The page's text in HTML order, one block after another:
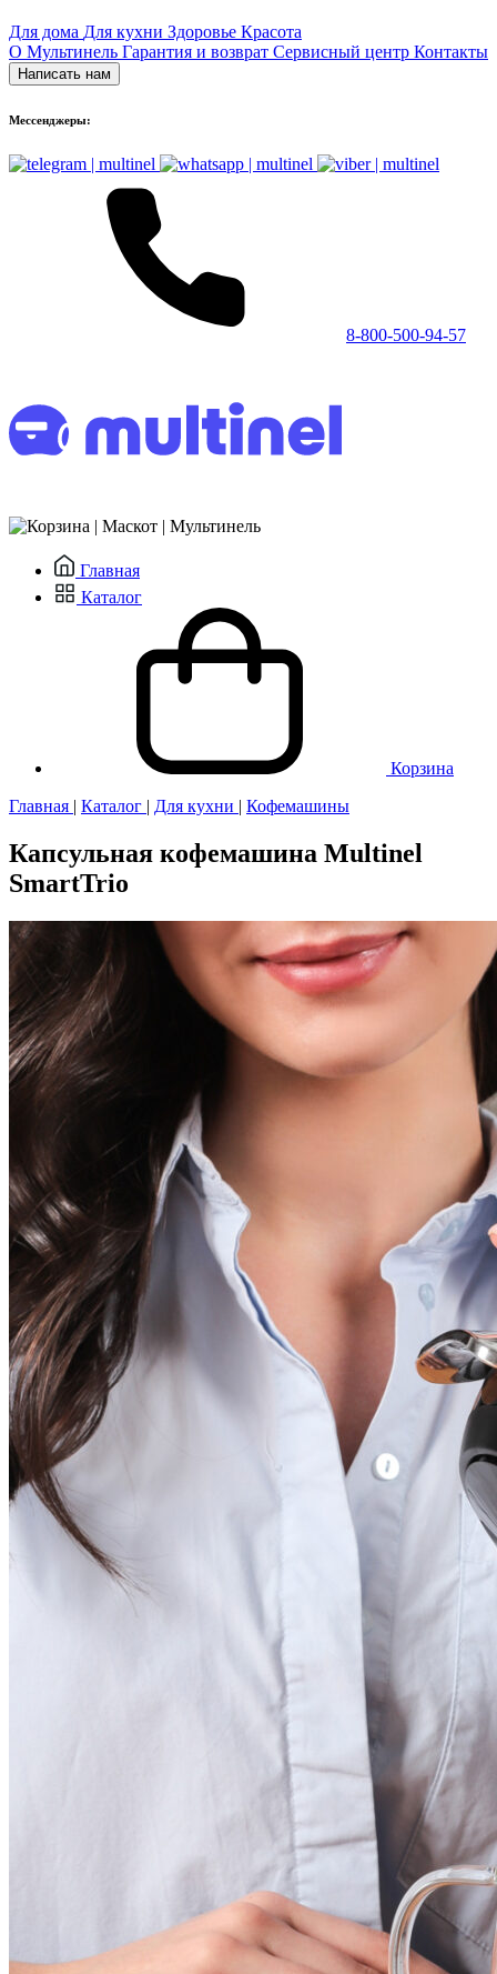
Для дома Для кухни Здоровье Красота
О Мультинель Гарантия и возврат Сервисный центр Контакты
Написать нам
Мессенджеры:
8-800-500-94-57
Главная
Каталог
Корзина
Главная | Каталог | Для кухни | Кофемашины
Капсульная кофемашина Multinel
SmartTrio